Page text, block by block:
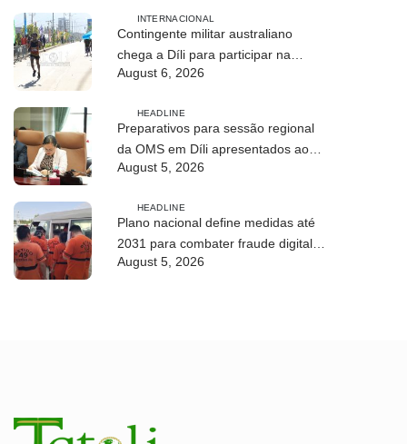
INTERNACIONAL
Contingente militar australiano
chega a Díli para participar na
Maratona Internacional de 2026
August 6, 2026
HEADLINE
Preparativos para sessão regional
da OMS em Díli apresentados ao
Conselho de Ministros
August 5, 2026
HEADLINE
Plano nacional define medidas até
2031 para combater fraude digital e
tráfico de pessoas
August 5, 2026